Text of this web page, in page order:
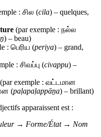
: சில (cila) – quelques,
(par exemple : நல்ல
) – beau)
: பெரிய (periya) – grand,
: சிவப்பு (civappu) –
(par exemple : வட்டமான
(paḷapaḷappāṉa) – brillant)
apparaissent est :
→ Forme/État → Nom